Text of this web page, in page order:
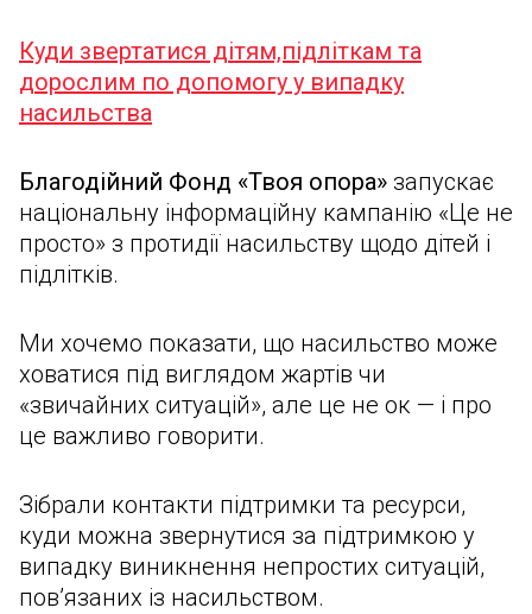
Куди звертатися дітям,підліткам та
дорослим по допомогу у випадку
насильства
Благодійний Фонд «Твоя опора» запускає
національну інформаційну кампанію «Це не
просто» з протидії насильству щодо дітей і
підлітків.
Ми хочемо показати, що насильство може
ховатися під виглядом жартів чи
«звичайних ситуацій», але це не ок — і про
це важливо говорити.
Зібрали контакти підтримки та ресурси,
куди можна звернутися за підтримкою у
випадку виникнення непростих ситуацій,
пов’язаних із насильством.